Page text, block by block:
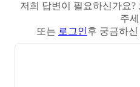
저희 답변이 필요하신가요?
주
또는 로그인후 궁금하